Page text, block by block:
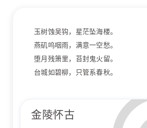
玉树蚀吴钩，星茫坠海楼。
燕矶呜咽雨，满意一空愁。
堕月残箫里，苔封鬼火留。
台城如碧柳，只管系春秋。
金陵怀古